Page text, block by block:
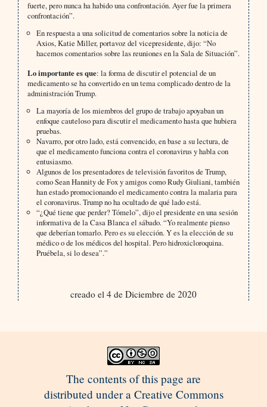
fuerte, pero nunca ha habido una confrontación. Ayer fue la primera
confrontación”.
En respuesta a una solicitud de comentarios sobre la noticia de
Axios, Katie Miller, portavoz del vicepresidente, dijo: “No
hacemos comentarios sobre las reuniones en la Sala de Situación”.
Lo importante es que: la forma de discutir el potencial de un
medicamento se ha convertido en un tema complicado dentro de la
administración Trump.
La mayoría de los miembros del grupo de trabajo apoyaban un
enfoque cauteloso para discutir el medicamento hasta que hubiera
pruebas.
Navarro, por otro lado, está convencido, en base a su lectura, de
que el medicamento funciona contra el coronavirus y habla con
entusiasmo.
Algunos de los presentadores de televisión favoritos de Trump,
como Sean Hannity de Fox y amigos como Rudy Giuliani, también
han estado promocionando el medicamento contra la malaria para
el coronavirus. Trump no ha ocultado de qué lado está.
“¿Qué tiene que perder? Tómelo”, dijo el presidente en una sesión
informativa de la Casa Blanca el sábado. “Yo realmente pienso
que deberían tomarlo. Pero es su elección. Y es la elección de su
médico o de los médicos del hospital. Pero hidroxicloroquina.
Pruébela, si lo desea”.”
creado el 4 de Diciembre de 2020
The contents of this page are
distributed under a Creative Commons